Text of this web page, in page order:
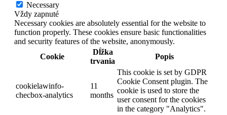
Necessary
Vždy zapnuté
Necessary cookies are absolutely essential for the website to
function properly. These cookies ensure basic functionalities
and security features of the website, anonymously.
Cookie
Dĺžka
trvania
Popis
cookielawinfo-
checbox-analytics
11
months
This cookie is set by GDPR
Cookie Consent plugin. The
cookie is used to store the
user consent for the cookies
in the category "Analytics".